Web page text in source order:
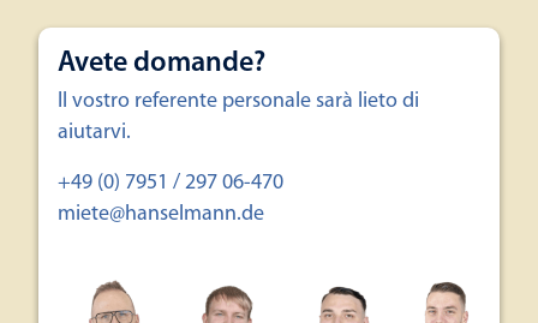
Avete domande?
Il vostro referente personale sarà lieto di
aiutarvi.
+49 (0) 7951 / 297 06-470
miete@hanselmann.de